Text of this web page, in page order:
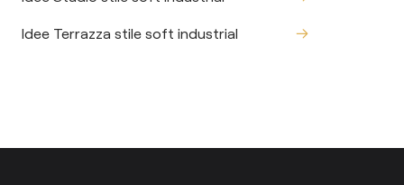
Idee Terrazza stile soft industrial